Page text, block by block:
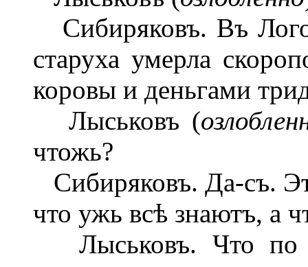
Сибиряковъ. Въ
старуха умерла
коровы и деньгами
Лыськовъ (
чтожь?
Сибиряковъ. Да-съ.
что ужь всѣ знаютъ, а
Лыськовъ. Что по